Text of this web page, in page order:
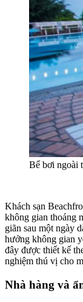
Bể bơi ngoài
Khách sạn
không gian thoáng
giãn sau một ngày
hưởng không gian
đây được thiết kế
nghiệm thú vị cho
Nhà hàng và